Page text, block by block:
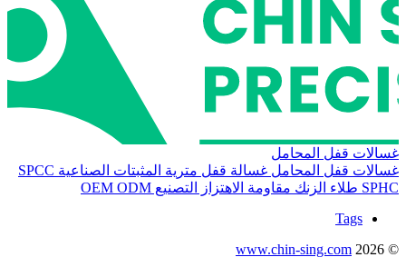
غسالات قفل المحامل
غسالات قفل المحامل غسالة قفل مترية المثبتات الصناعية SPCC
SPHC طلاء الزنك مقاومة الاهتزاز التصنيع OEM ODM
Tags
© 2026
www.chin-sing.com